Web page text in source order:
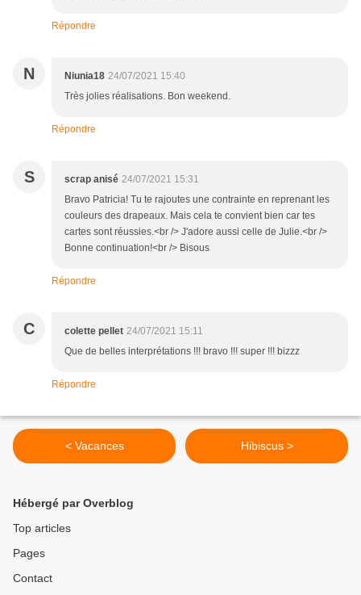
Répondre
N Niunia18 24/07/2021 15:40
Très jolies réalisations. Bon weekend.
Répondre
S scrap anisé 24/07/2021 15:31
Bravo Patricia! Tu te rajoutes une contrainte en reprenant les
couleurs des drapeaux. Mais cela te convient bien car tes
cartes sont réussies.<br /> J'adore aussi celle de Julie.<br />
Bonne continuation!<br /> Bisous
Répondre
C colette pellet 24/07/2021 15:11
Que de belles interprétations !!! bravo !!! super !!! bizzz
Répondre
< Vacances Hibiscus >
Hébergé par Overblog
Top articles
Pages
Contact